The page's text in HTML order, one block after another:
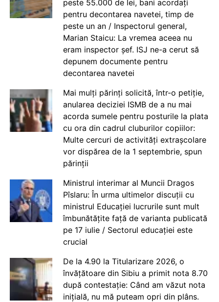
peste 55.000 de lei, bani acordați
pentru decontarea navetei, timp de
peste un an / Inspectorul general,
Marian Staicu: La vremea aceea nu
eram inspector șef. ISJ ne-a cerut să
depunem documente pentru
decontarea navetei
Mai mulți părinți solicită, într-o petiție,
anularea deciziei ISMB de a nu mai
acorda sumele pentru posturile la plata
cu ora din cadrul cluburilor copiilor:
Multe cercuri de activități extrașcolare
vor dispărea de la 1 septembrie, spun
părinții
Ministrul interimar al Muncii Dragos
Pîslaru: În urma ultimelor discuții cu
ministrul Educației lucrurile sunt mult
îmbunătățite față de varianta publicată
pe 17 iulie / Sectorul educației este
crucial
De la 4.90 la Titularizare 2026, o
învățătoare din Sibiu a primit nota 8.70
după contestație: Când am văzut nota
inițială, nu mă puteam opri din plâns.